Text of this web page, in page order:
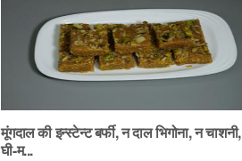
मूंगदाल की इन्स्टेन्ट बर्फी, न दाल भिगोना, न चाशनी,
घी-म...